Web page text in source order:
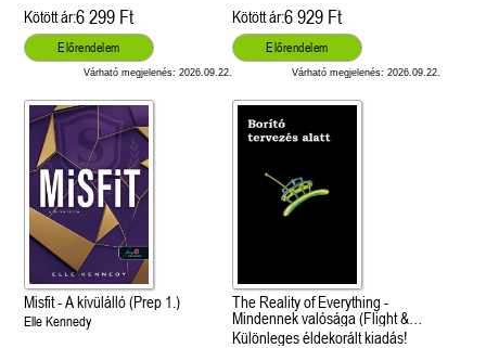
Kötött ár:6 299 Ft
Előrendelem
Várható megjelenés: 2026.09.22.
Kötött ár:6 929 Ft
Előrendelem
Várható megjelenés: 2026.09.22.
Misfit - A kívülálló (Prep 1.)
Elle Kennedy
The Reality of Everything -
Mindennek valósága (Flight &
Glory 5.)
Különleges éldekorált kiadás!